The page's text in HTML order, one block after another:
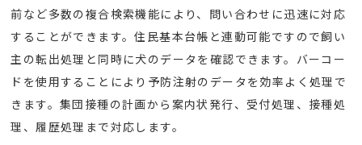
前など多数の複合検索機能により、問い合わせに迅速に対応
することができます。住民基本台帳と連動可能ですので飼い
主の転出処理と同時に犬のデータを確認できます。バーコー
ドを使用することにより予防注射のデータを効率よく処理で
きます。集団接種の計画から案内状発行、受付処理、接種処
理、履歴処理まで対応します。